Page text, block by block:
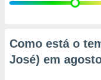
Como está o
José) em